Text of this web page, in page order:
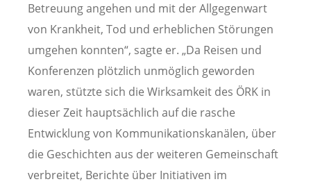
Betreuung angehen und mit der Allgegenwart
von Krankheit, Tod und erheblichen Störungen
umgehen konnten“, sagte er. „Da Reisen und
Konferenzen plötzlich unmöglich geworden
waren, stützte sich die Wirksamkeit des ÖRK in
dieser Zeit hauptsächlich auf die rasche
Entwicklung von Kommunikationskanälen, über
die Geschichten aus der weiteren Gemeinschaft
verbreitet, Berichte über Initiativen im